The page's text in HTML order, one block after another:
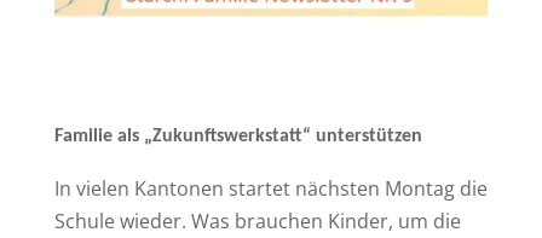
Familie als „Zukunftswerkstatt“ unterstützen
In vielen Kantonen startet nächsten Montag die
Schule wieder. Was brauchen Kinder, um die